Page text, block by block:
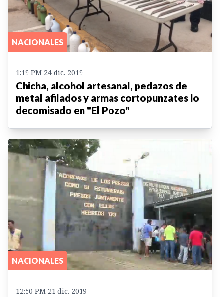
NACIONALES
1:19 PM 24 dic. 2019
Chicha, alcohol artesanal, pedazos de
metal afilados y armas cortopunzates lo
decomisado en "El Pozo"
NACIONALES
12:50 PM 21 dic. 2019